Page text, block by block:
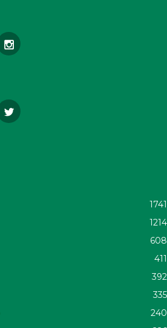
1741
1214
608
411
392
335
240